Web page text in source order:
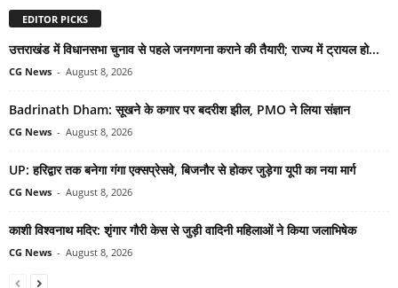
EDITOR PICKS
उत्तराखंड में विधानसभा चुनाव से पहले जनगणना कराने की तैयारी; राज्य में ट्रायल हो...
CG News - August 8, 2026
Badrinath Dham: सूखने के कगार पर बदरीश झील, PMO ने लिया संज्ञान
CG News - August 8, 2026
UP: हरिद्वार तक बनेगा गंगा एक्सप्रेसवे, बिजनौर से होकर जुड़ेगा यूपी का नया मार्ग
CG News - August 8, 2026
काशी विश्वनाथ मदिर: शृंगार गौरी केस से जुड़ी वादिनी महिलाओं ने किया जलाभिषेक
CG News - August 8, 2026